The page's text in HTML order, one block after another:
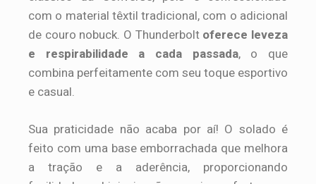
com o material têxtil tradicional, com o adicional
de couro nobuck. O Thunderbolt oferece leveza
e respirabilidade a cada passada, o que
combina perfeitamente com seu toque esportivo
e casual.
Sua praticidade não acaba por aí! O solado é
feito com uma base emborrachada que melhora
a tração e a aderência, proporcionando